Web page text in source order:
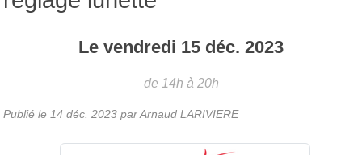
Le vendredi 15 déc. 2023
de 14h à 20h
Publié le 14 déc. 2023 par Arnaud LARIVIERE